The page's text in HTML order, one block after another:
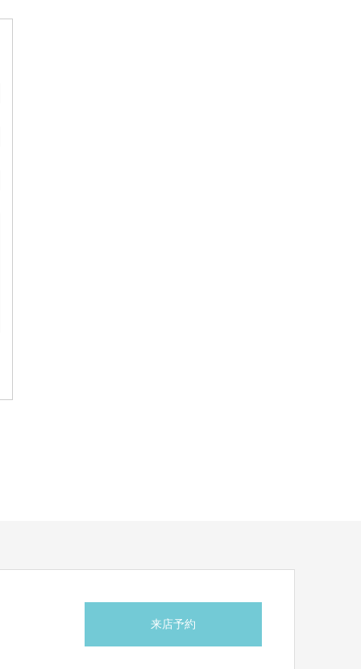
来店予約